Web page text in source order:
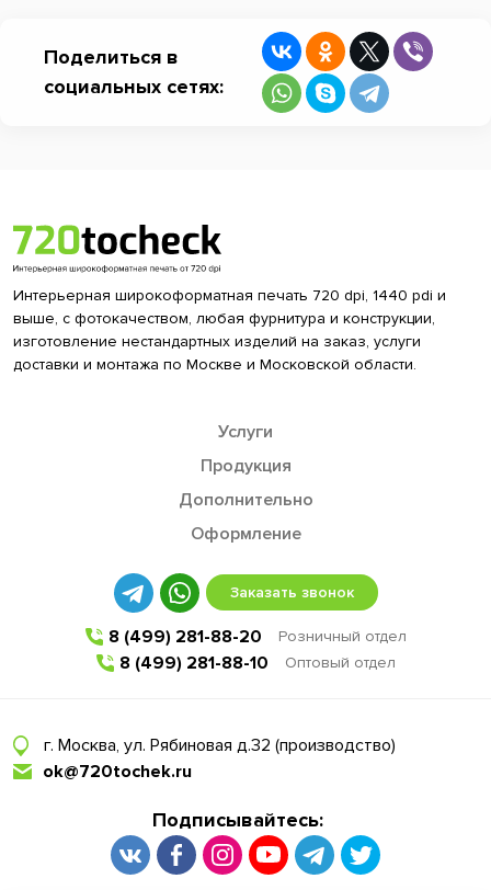
Поделиться в
социальных сетях:
Интерьерная широкоформатная печать 720 dpi, 1440 pdi и
выше, с фотокачеством, любая фурнитура и конструкции,
изготовление нестандартных изделий на заказ, услуги
доставки и монтажа по Москве и Московской области.
Услуги
Продукция
Дополнительно
Оформление
Заказать звонок
8 (499) 281-88-20 Розничный отдел
8 (499) 281-88-10 Оптовый отдел
г. Москва, ул. Рябиновая д.32 (производство)
ok@720tochek.ru
Подписывайтесь: